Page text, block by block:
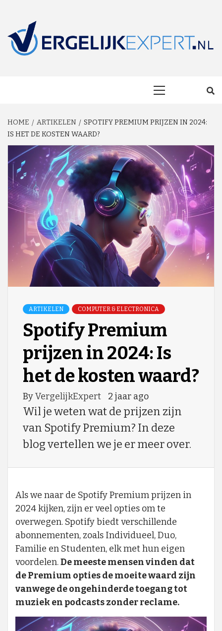
content
HOME ARTIKELEN
SPOTIFY PREMIUM PRIJZEN IN 2024:
IS HET DE KOSTEN WAARD?
ARTIKELEN COMPUTER & ELECTRONICA
Spotify Premium
prijzen in 2024: Is
het de kosten waard?
ByVergelijkExpert 2 jaar ago
Wil je weten wat de prijzen zijn
van Spotify Premium? In deze
blog vertellen we je er meer over.
Als we naar de Spotify Premium prijzen in
2024 kijken, zijn er veel opties om te
overwegen. Spotify biedt verschillende
abonnementen, zoals Individueel, Duo,
Familie en Studenten, elk met hun eigen
voordelen.De meeste mensen vinden dat
de Premium opties de moeite waard zijn
vanwege de ongehinderde toegang tot
muziek en podcasts zonder reclame.